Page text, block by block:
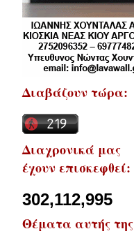
Διαβάζουν τώρα:
Διαχρονικά μας
έχουν επισκεφθεί:
302,112,995
Θέματα αυτής της